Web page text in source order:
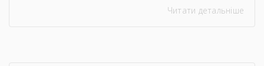
Чернігівській області ЦентральногоЧитати детальніше